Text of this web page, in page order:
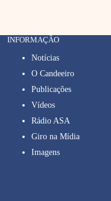
INFORMAÇÃO
Notícias
O Candeeiro
Publicações
Vídeos
Rádio ASA
Giro na Mídia
Imagens